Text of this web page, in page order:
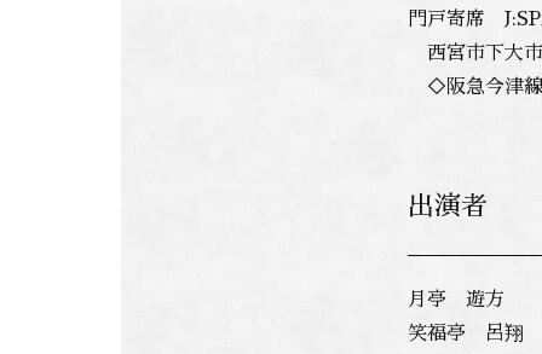
門戸寄席
西宮市下大
◇阪急今津線
出演者
月亭 遊方
笑福亭 呂翔